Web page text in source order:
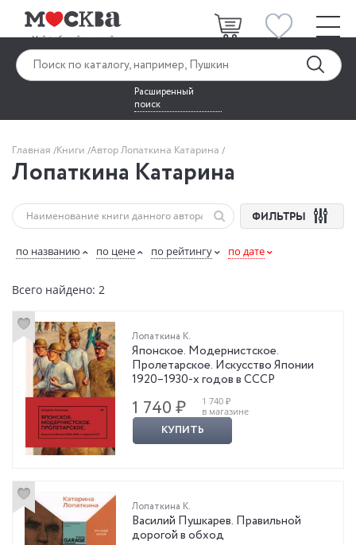
Расширенный
поиск
Главная Книги Автор Лопаткина Катарина
Лопаткина Катарина
ФИЛЬТРЫ
по названию по цене по рейтингу по дате
Всего найдено: 2
Лопаткина К.
Японское. Модернистское.
Пролетарское. Искусство Японии
1920–1930-х годов в СССР
1 740 ₽
1 740 ₽
в магазине
КУПИТЬ
Лопаткина К.
Василий Пушкарев. Правильной
дорогой в обход